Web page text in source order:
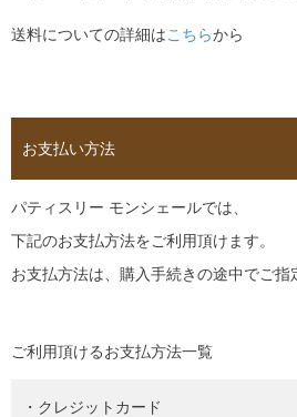
送料についての詳細はこちらから
お支払い方法
パティスリー モンシェールでは、
下記のお支払方法をご利用頂けます。
お支払方法は、購入手続きの途中でご指
ご利用頂けるお支払方法一覧
・クレジットカード